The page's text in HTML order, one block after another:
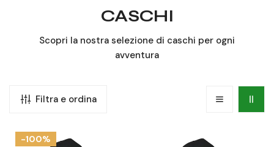
C
O
CASCHI
Scopri la nostra selezione di caschi per ogni
avventura
Filtra e ordina
Sottocasco
-100%